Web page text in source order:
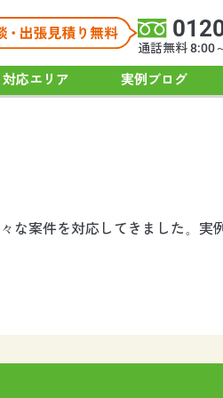
通話無料 8:00
対応エリア 実例ブログ
な案件を対応してきました。実